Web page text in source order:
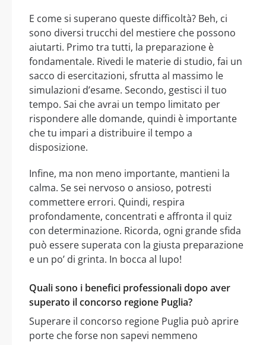
E come si superano queste difficoltà? Beh, ci
sono diversi trucchi del mestiere che possono
aiutarti. Primo tra tutti, la preparazione è
fondamentale. Rivedi le materie di studio, fai un
sacco di esercitazioni, sfrutta al massimo le
simulazioni d’esame. Secondo, gestisci il tuo
tempo. Sai che avrai un tempo limitato per
rispondere alle domande, quindi è importante
che tu impari a distribuire il tempo a
disposizione.
Infine, ma non meno importante, mantieni la
calma. Se sei nervoso o ansioso, potresti
commettere errori. Quindi, respira
profondamente, concentrati e affronta il quiz
con determinazione. Ricorda, ogni grande sfida
può essere superata con la giusta preparazione
e un po’ di grinta. In bocca al lupo!
Quali sono i benefici professionali dopo aver
superato il concorso regione Puglia?
Superare il concorso regione Puglia può aprire
porte che forse non sapevi nemmeno